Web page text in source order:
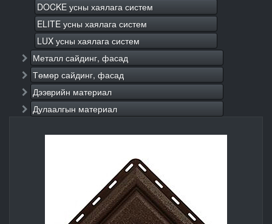
DOCKE усны хаялага систем
ELITE усны хаялага систем
LUX усны хаялага систем
Металл сайдинг, фасад
Төмөр сайдинг, фасад
Дээврийн материал
Дулаалгын материал